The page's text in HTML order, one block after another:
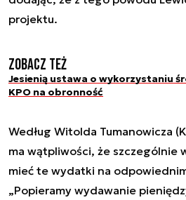
projektu.
Zobacz też
Jesienią ustawa o wykorzystaniu
KPO na obronność
Według Witolda Tumanowicza
ma wątpliwości, że szczególnie
mieć te wydatki na
„Popieramy wydawanie